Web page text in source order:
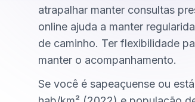
atrapalhar manter consultas
online ajuda a manter
de caminho. Ter flexibilidade
manter o acompanhamento.
Se você é sapeaçuense ou